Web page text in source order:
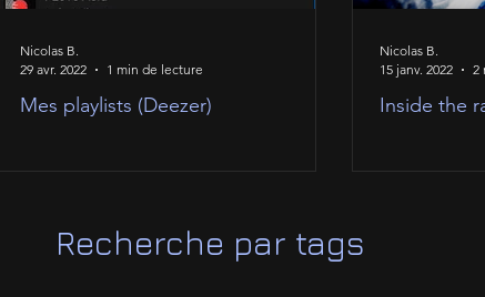
Mes playlists (Deezer)
Nicolas B.
29 avr. 2022
1 min de lecture
Inside the
Nicolas B.
15 janv. 2022
2
Recherche par tags